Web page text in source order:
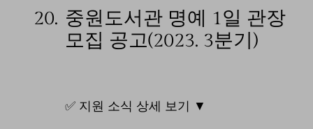
20. 중원도서관 명예 1일 관장
모집 공고(2023. 3분기)
✅ 지원 소식 상세 보기 ▼